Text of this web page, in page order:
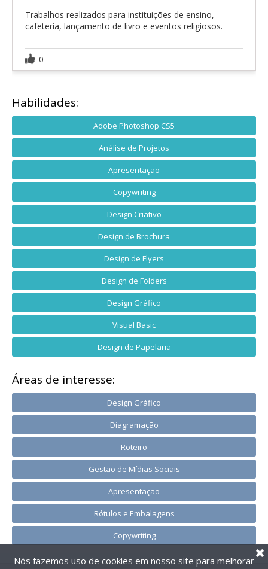
Trabalhos realizados para instituições de ensino,
cafeteria, lançamento de livro e eventos religiosos.
0
Habilidades:
Adobe Photoshop CS5
Análise de Projetos
Apresentação
Copywriting
Design Criativo
Design de Brochura
Design de Flyers
Design de Folders
Design Gráfico
Visual Basic
Design de Papelaria
Áreas de interesse:
Design Gráfico
Diagramação
Roteiro
Gestão de Mídias Sociais
Apresentação
Rótulos e Embalagens
Copywriting
Nós fazemos uso de cookies em nosso site para melhorar